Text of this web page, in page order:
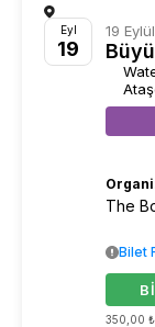
Eyl
19
19
The
350,00
Bilet